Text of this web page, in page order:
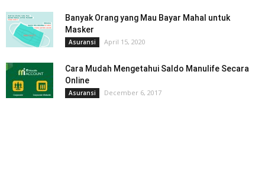
Banyak Orang yang Mau Bayar Mahal untuk
Masker
Asuransi April 15, 2020
Cara Mudah Mengetahui Saldo Manulife Secara
Online
Asuransi December 6, 2017